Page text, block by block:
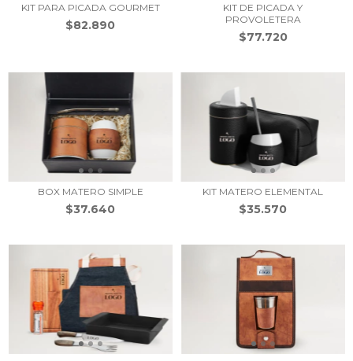
KIT PARA PICADA GOURMET
$82.890
KIT DE PICADA Y
PROVOLETERA
$77.720
BOX MATERO SIMPLE
$37.640
KIT MATERO ELEMENTAL
$35.570